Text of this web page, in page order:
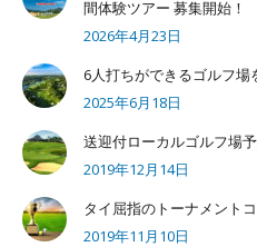
間体験ツアー 募集開始！
2026年4月23日
6人打ちができるゴルフ場
2025年6月18日
送迎付ローカルゴルフ
2019年12月14日
タイ屈指のトーナメント
2019年11月10日